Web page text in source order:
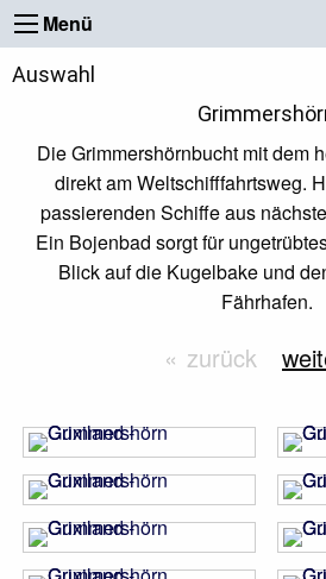
Menü
Auswahl
Die Grimmershörnbucht mit dem
direkt am Weltschifffahrtsweg.
passierenden Schiffe aus
Ein Bojenbad sorgt für
Blick auf die Kugelbake und
Fährhafen.
zurück